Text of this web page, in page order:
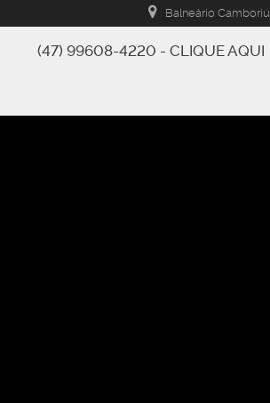
Balneário
(47) 99608-4220 - CLIQUE AQUI